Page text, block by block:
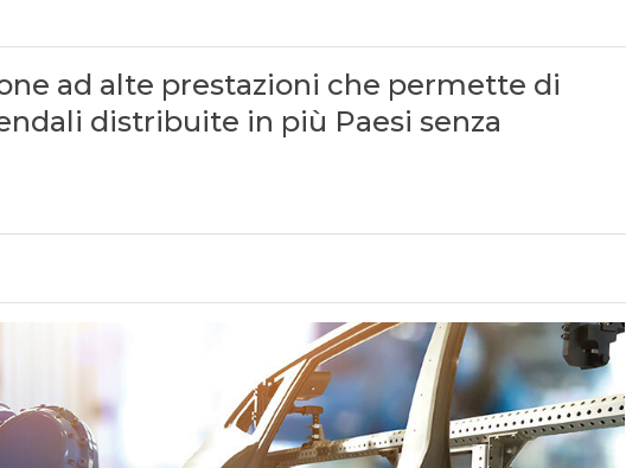
ad alte prestazioni che permette di
distribuite in più Paesi senza